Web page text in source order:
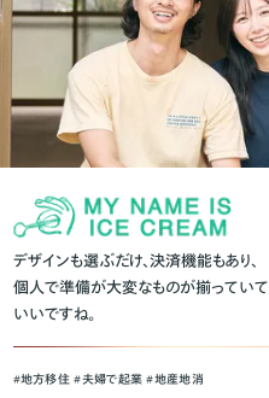
デザインも選ぶだけ、決済機能もあり、
個人で準備が大変なものが揃っていて
いいですね。
#地方移住 #夫婦で起業 #地産地消